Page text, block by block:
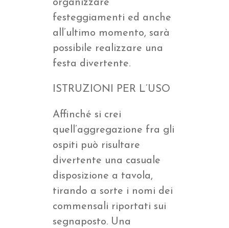
organizzare
festeggiamenti ed anche
all’ultimo momento, sarà
possibile realizzare una
festa divertente.
ISTRUZIONI PER L’USO
Affinché si crei
quell’aggregazione fra gli
ospiti può risultare
divertente una casuale
disposizione a tavola,
tirando a sorte i nomi dei
commensali riportati sui
segnaposto. Una